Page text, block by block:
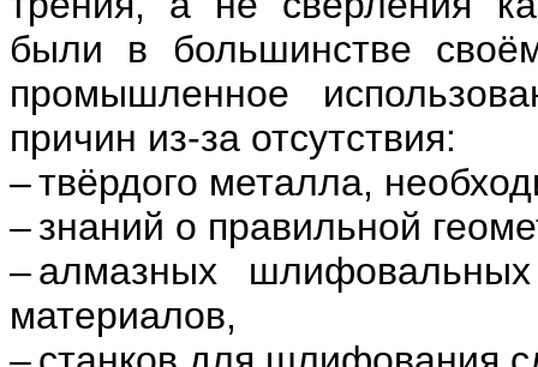
были в большинстве
промышленное
причин из-за отсутствия:
– твёрдого металла,
– знаний о правильной
– алмазных
материалов,